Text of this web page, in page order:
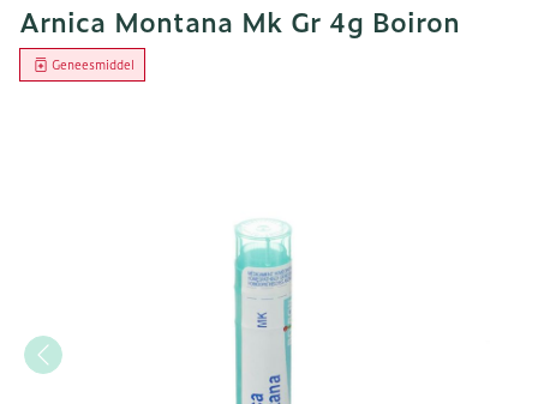
Arnica Montana Mk Gr 4g Boiron
Geneesmiddel